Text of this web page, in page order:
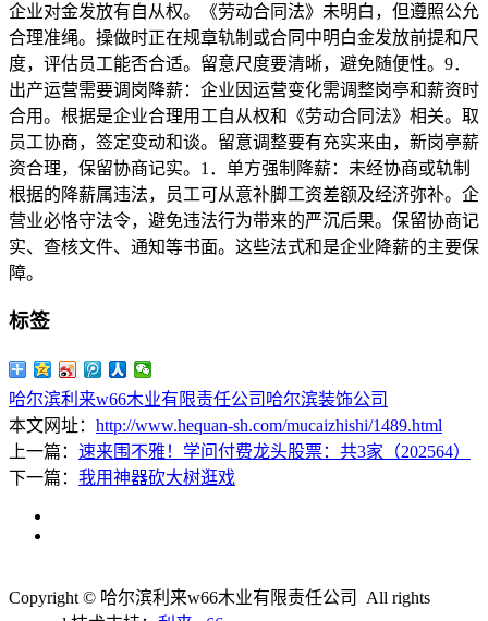
企业对金发放有自从权。《劳动合同法》未明白，但遵照公允
合理准绳。操做时正在规章轨制或合同中明白金发放前提和尺
度，评估员工能否合适。留意尺度要清晰，避免随便性。9．
出产运营需要调岗降薪：企业因运营变化需调整岗亭和薪资时
合用。根据是企业合理用工自从权和《劳动合同法》相关。取
员工协商，签定变动和谈。留意调整要有充实来由，新岗亭薪
资合理，保留协商记实。1．单方强制降薪：未经协商或轨制
根据的降薪属违法，员工可从意补脚工资差额及经济弥补。企
营业必恪守法令，避免违法行为带来的严沉后果。保留协商记
实、查核文件、通知等书面。这些法式和是企业降薪的主要保
障。
标签
哈尔滨利来w66木业有限责任公司 哈尔滨装饰公司
本文网址： http://www.hequan-sh.com/mucaizhishi/1489.html
上一篇： 速来围不雅！学问付费龙头股票：共3家（202564）
下一篇： 我用神器砍大树逛戏
Copyright © 哈尔滨利来w66木业有限责任公司 All rights